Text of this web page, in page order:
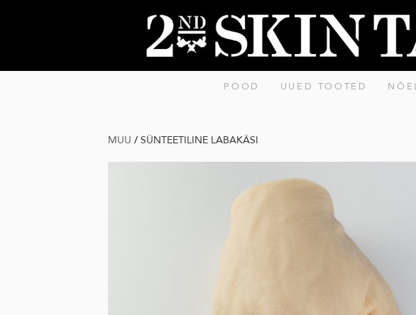
POOD UUED TOOTED
MUU / SÜNTEETILINE LABAKÄSI